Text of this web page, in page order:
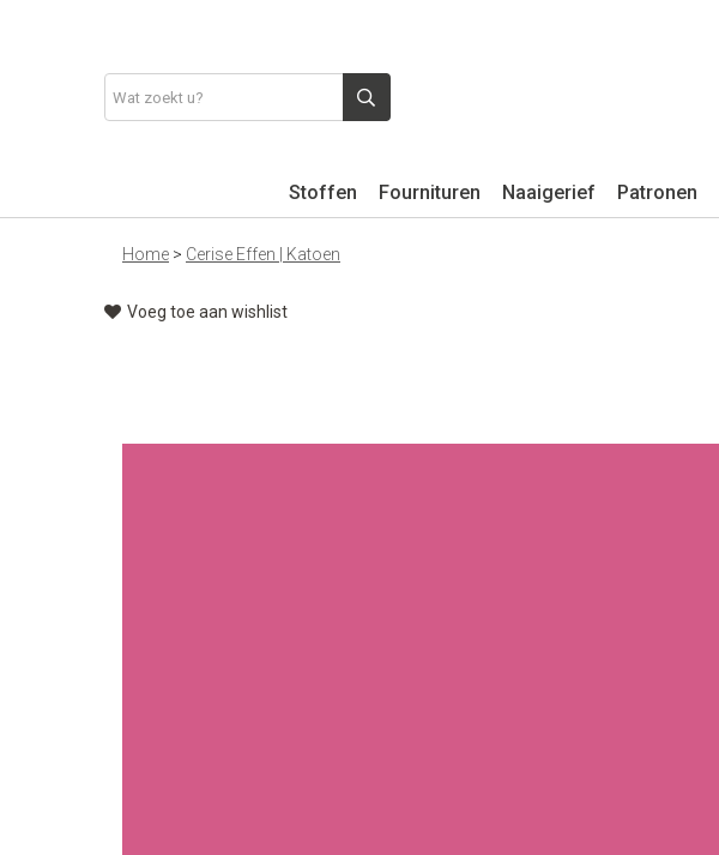
Stoffen Fournituren Naaigerief Patronen
Home > Cerise Effen | Katoen
Voeg toe aan wishlist